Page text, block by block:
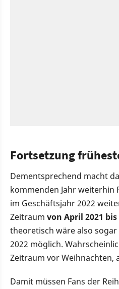
Fortsetzung
Dementsprechend macht
kommenden Jahr weiterhin
im Geschäftsjahr 2022
Zeitraum von April 2021 bis
theoretisch wäre also sogar
2022 möglich.
Zeitraum vor Weihnachten,
Damit müssen Fans der